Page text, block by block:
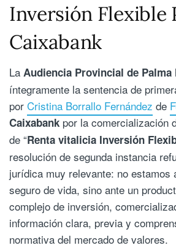
Inversión Flexible
Caixabank
La Audiencia Provincial de Palma
íntegramente la sentencia de
por Cristina Borrallo Fernández de
Caixabank por la comercialización
de “Renta vitalicia Inversión
resolución de segunda instancia
jurídica muy relevante: no estamos
seguro de vida, sino ante un
complejo de inversión,
información clara, previa y
normativa del mercado de valores.